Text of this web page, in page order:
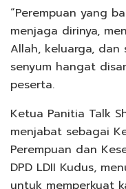
“Perempuan yang
menjaga dirinya,
Allah, keluarga, dan
senyum hangat
peserta.
Ketua Panitia Talk
menjabat sebagai
Perempuan dan
DPD LDII Kudus,
untuk memperkuat